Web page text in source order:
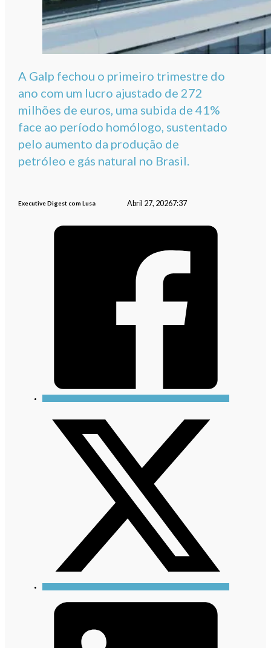
A Galp fechou o primeiro trimestre do
ano com um lucro ajustado de 272
milhões de euros, uma subida de 41%
face ao período homólogo, sustentado
pelo aumento da produção de
petróleo e gás natural no Brasil.
Executive Digest com Lusa Abril 27, 20267:37